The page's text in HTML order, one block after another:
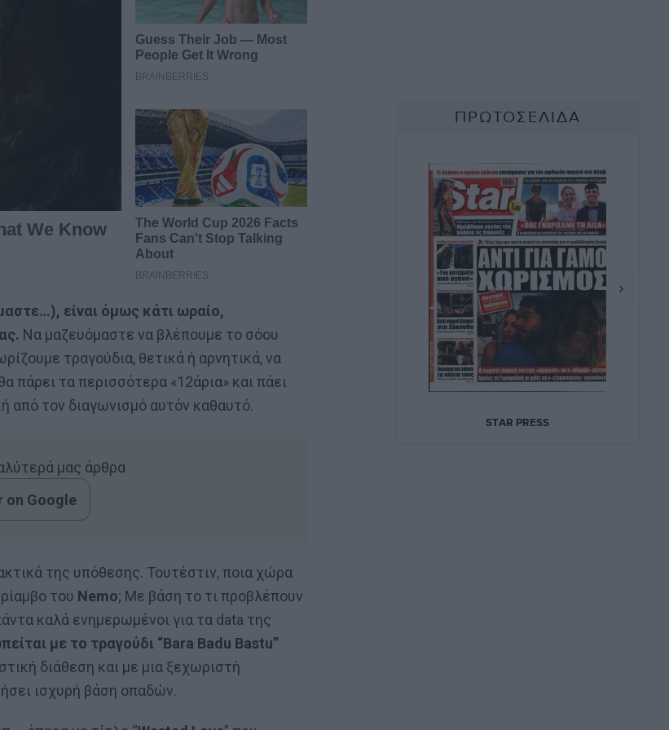
είναι όμως κάτι ωραίο,
Να μαζευόμαστε να βλέπουμε το σόου
τραγούδια, θετικά ή αρνητικά, να
πάρει τα περισσότερα «12άρια» και πάει
από τον διαγωνισμό αυτόν καθαυτό.
μας άρθρα
on Google
της υπόθεσης. Τουτέστιν, ποια χώρα
του Nemo; Με βάση το τι προβλέπουν
καλά ενημερωμένοι για τα data της
με το τραγούδι “Bara Badu Bastu”
διάθεση και με μια ξεχωριστή
ισχυρή βάση οπαδών.